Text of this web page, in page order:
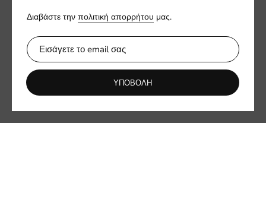
Διαβάστε την πολιτική απορρήτου μας.
ΥΠΟΒΟΛΗ